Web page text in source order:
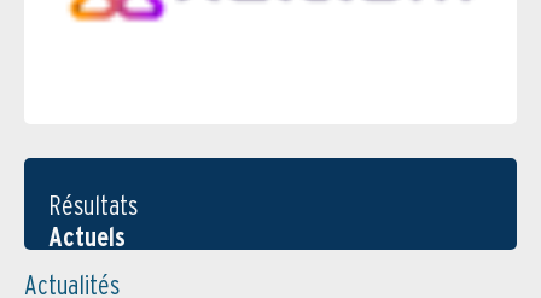
Résultats
Actuels
Actualités